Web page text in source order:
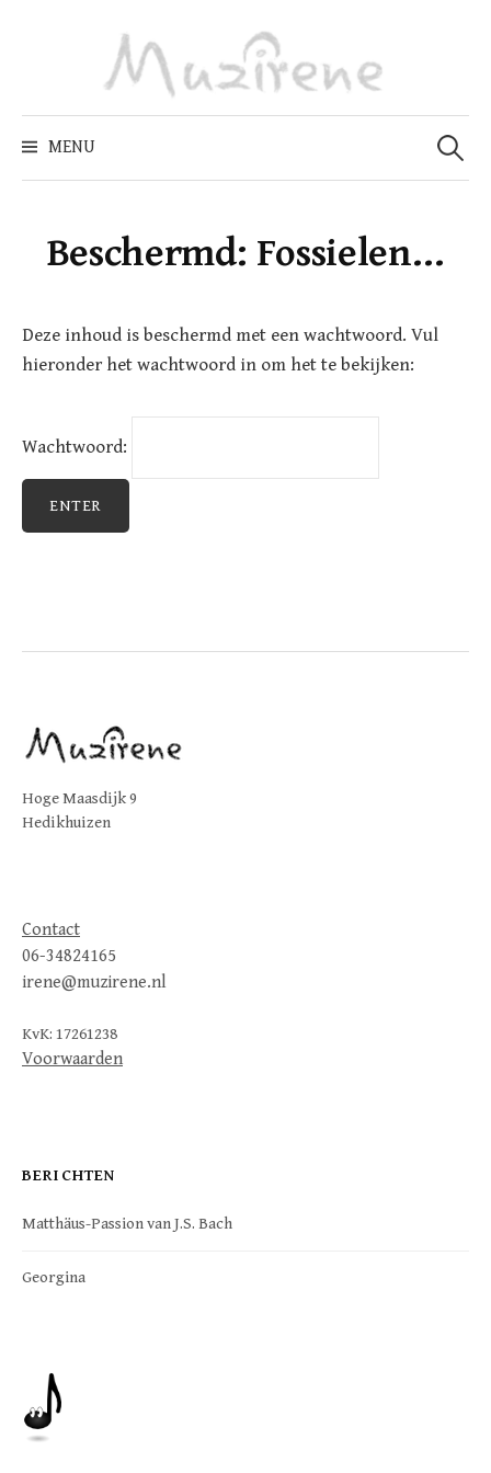
MENU
Zoeken
naar:
Beschermd: Fossielen…
Deze inhoud is beschermd met een wachtwoord. Vul
hieronder het wachtwoord in om het te bekijken:
Wachtwoord:
Hoge Maasdijk 9
Hedikhuizen
Contact
06-34824165
irene@muzirene.nl
KvK: 17261238
Voorwaarden
BERICHTEN
Matthäus-Passion van J.S. Bach
Georgina